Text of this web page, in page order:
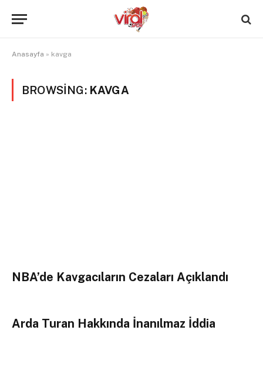
Anasayfa » kavga
BROWSING: KAVGA
NBA’de Kavgacıların Cezaları Açıklandı
Arda Turan Hakkında İnanılmaz İddia